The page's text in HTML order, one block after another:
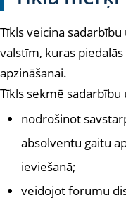
Tīkls veicina
valstīm, kuras
apzināšanai.
Tīkls sekmē sadarbību
nodrošinot
absolventu gaitu
ieviešanā;
veidojot forumu